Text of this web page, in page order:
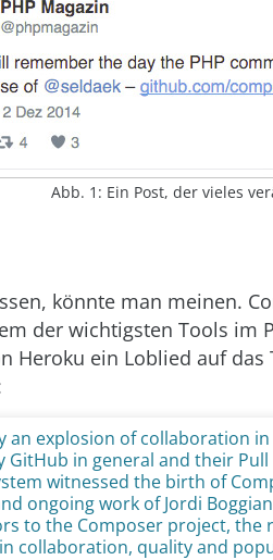
Abb. 1: Ein Post, der vieles
könnte man meinen.
der wichtigsten Tools im
Heroku ein Loblied auf
an explosion of collaboration
GitHub in gen­er­al and their
witnessed the birth of
ongoing work of Jordi
to the Composer project, the
collaboration, quality and